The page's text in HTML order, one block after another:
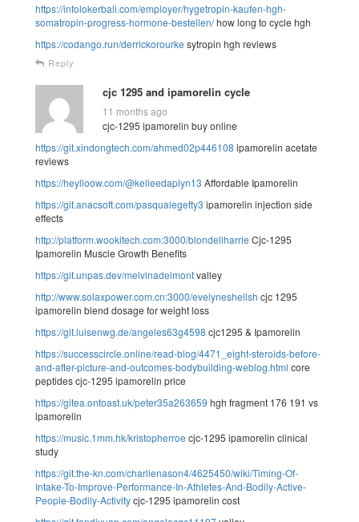
https://infolokerbali.com/employer/hygetropin-kaufen-hgh-
somatropin-progress-hormone-bestellen/how long to cycle hgh
https://codango.run/derrickorourke sytropin hgh reviews
Reply
cjc 1295 and ipamorelin cycle
11 months ago
cjc-1295 ipamorelin buy online
https://git.xindongtech.com/ahmed02p446108 ipamorelin acetate
reviews
https://heylloow.com/@kelleedaplyn13 Affordable Ipamorelin
https://git.anacsoft.com/pasqualegetty3 ipamorelin injection side
effects
http://platform.wookitech.com:3000/blondellharrie Cjc-1295
Ipamorelin Muscle Growth Benefits
https://git.unpas.dev/melvinadelmontvalley
http://www.solaxpower.com.cn:3000/evelyneshellsh cjc 1295
ipamorelin blend dosage for weight loss
https://git.luisenwg.de/angeles63g4598 cjc1295 & Ipamorelin
https://successcircle.online/read-blog/4471_eight-steroids-before-
and-after-picture-and-outcomes-bodybuilding-weblog.html core
peptides cjc-1295 ipamorelin price
https://gitea.ontoast.uk/peter35a263659 hgh fragment 176 191 vs
ipamorelin
https://music.1mm.hk/kristopherroe cjc-1295 ipamorelin clinical
study
https://git.the-kn.com/charlienason4/4625450/wiki/Timing-Of-
Intake-To-Improve-Performance-In-Athletes-And-Bodily-Active-
People-Bodily-Activitycjc-1295 ipamorelin cost